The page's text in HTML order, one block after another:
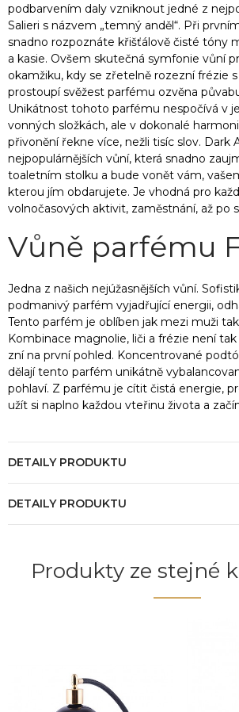
podbarvením daly vzniknout jedné z
Salieri s názvem „temný anděl“. Při
snadno rozpoznáte křišťálově čisté tóny
a kasie. Ovšem skutečná symfonie vůní
okamžiku, kdy se zřetelně rozezní frézie
prostoupí svěžest parfému ozvěna
Unikátnost tohoto parfému nespočívá v
vonných složkách, ale v dokonalé
přivonění řekne více, nežli tisíc slov. Dark
nejpopulárnějších vůní, která snadno
toaletním stolku a bude vonět vám,
kterou jím obdarujete. Je vhodná pro
volnočasových aktivit, zaměstnání, až po
Vůně parfému
Jedna z našich nejúžasnějších vůní.
podmanivý parfém vyjadřující energii,
Tento parfém je oblíben jak mezi muži
Kombinace magnolie, liči a frézie není tak
zní na první pohled. Koncentrované
dělají tento parfém unikátně
pohlaví. Z parfému je cítit čistá energie,
užít si naplno každou vteřinu života a
DETAILY PRODUKTU
DETAILY PRODUKTU
Produkty ze stejné